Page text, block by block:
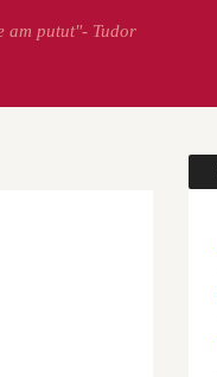
am putut"- Tudor